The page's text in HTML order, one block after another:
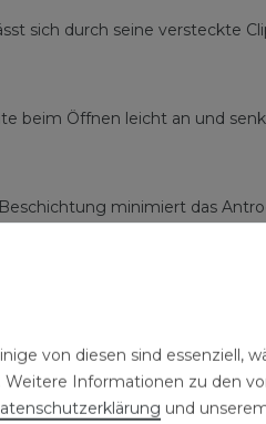
sich durch seine versteckte
beim Öffnen leicht an und
minimiert das
von diesen sind essenziell,
Informationen zu den
und